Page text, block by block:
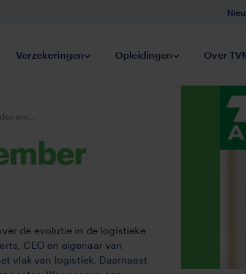
Preventie
VerzekeringenSubmenu Verzekeringen
OpleidingenSubmenuOver
2023
de evolutie in de logistieke
CEO en eigenaar van
vlak van logistiek. Daarnaast